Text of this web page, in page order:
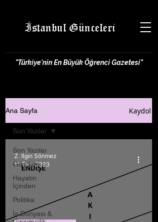
İstanbul Günceleri
"Türkiye'nin En Büyük Öğrenci Gazetesi"
Ana Sayfa Kaydol
Son Yazılar
Gündem
Hayatın
İçinden
Politika
İş Dünyası &
Son Yazılar
Z. Ilgın Sönmez
11 Tem 2023